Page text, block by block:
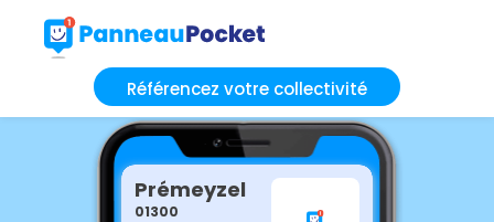
Référencez votre collectivité
Prémeyzel
01300